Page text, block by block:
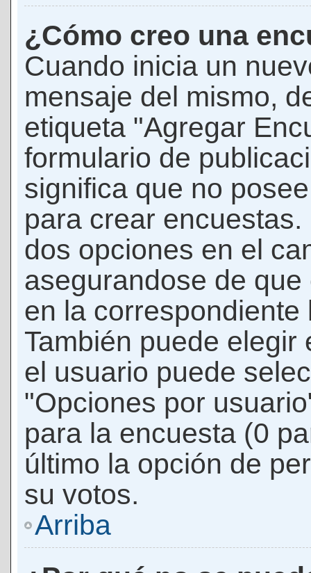
¿Cómo creo una
Cuando inicia un
mensaje del mismo,
etiqueta "Agregar
formulario de
significa que no
para crear
dos opciones en el
asegurandose de
en la
También puede
el usuario puede
"Opciones por
para la encuesta (0
último la opción de
su votos.
Arriba